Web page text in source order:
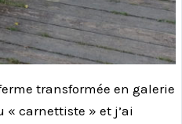
transformée en galerie
« carnettiste » et j’ai